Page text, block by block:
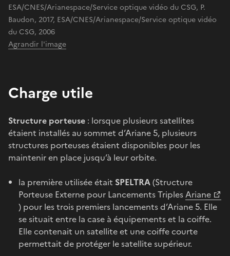
ESA/CNES/Arianespace/Service optique vidéo du CSG, P.
Baudon, 2017, ESA/CNES/Arianespace/Service optique vidéo
du CSG, 2006
Agrandir l'image
Charge utile
Structure porteuse : lorsque plusieurs satellites
étaient installés au sommet d’Ariane 5, plusieurs
structures porteuses étaient disponibles pour les
maintenir en place jusqu’à leur orbite.
la première utilisée était SPELTRA(Structure
Porteuse Externe pour Lancements TriplesAriane
) pour les trois premiers lancements d’Ariane 5. Elle
se situait entre la case à équipements et la coiffe.
Elle contenait un satellite et une coiffe courte
permettait de protéger le satellite supérieur.